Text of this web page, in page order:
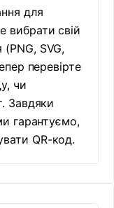
для
вибрати свій
SVG,
перевірте
чи
Завдяки
гарантуємо,
QR-код.